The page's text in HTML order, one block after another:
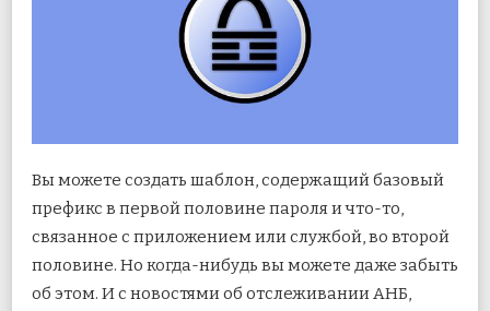
Вы можете создать шаблон, содержащий базовый
префикс в первой половине пароля и что-то,
связанное с приложением или службой, во второй
половине. Но когда-нибудь вы можете даже забыть
об этом. И с новостями об отслеживании АНБ,